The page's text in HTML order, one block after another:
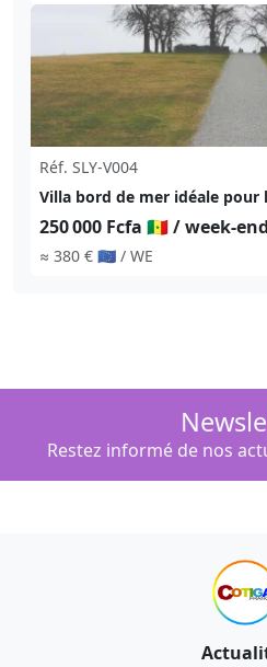
Réf. SLY-V004
Villa bord de mer idéale pour
250 000 Fcfa 🇸🇳/ week-end
≈ 380 € 🇪🇺 / WE
Restez informé de nos